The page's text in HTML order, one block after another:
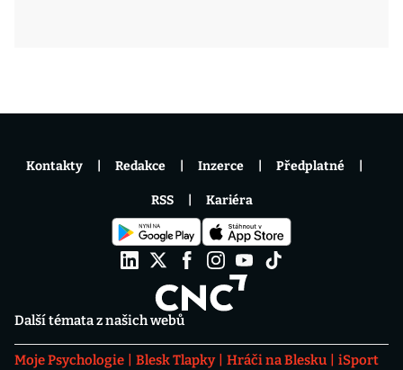
Další témata z našich webů
Moje Psychologie Blesk Tlapky Hráči na Blesku
iSport
Kontakty Redakce Inzerce Předplatné
RSS Kariéra